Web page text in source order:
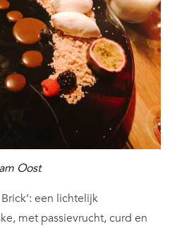
Oost
een lichtelijk
met passievrucht, curd en